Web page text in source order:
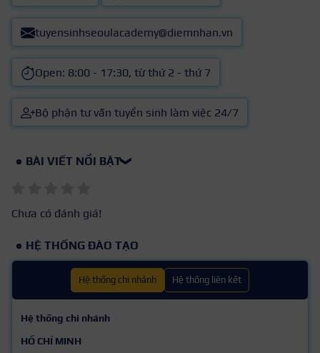
tuyensinhseoulacademy@diemnhan.vn
Open: 8:00 - 17:30, từ thứ 2 - thứ 7
Bộ phận tư vấn tuyển sinh làm việc 24/7
BÀI VIẾT NỔI BẬT❯
Chưa có đánh giá!
HỆ THỐNG ĐÀO TẠO
Hệ thống chi nhánh Hệ thống liên kết
Hệ thống chi nhánh
HỒ CHÍ MINH